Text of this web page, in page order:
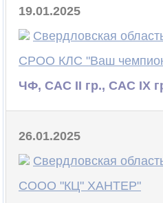
19.01.2025
Свердловская
СРОО КЛС "Ваш
ЧФ, САС II гр., САС IX
26.01.2025
Свердловская
СООО "КЦ" ХАНТЕР"